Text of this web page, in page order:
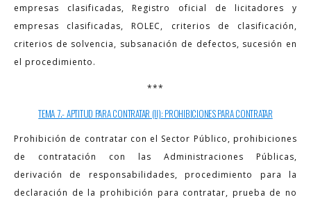
empresas clasificadas, Registro oficial de licitadores y
empresas clasificadas, ROLEC, criterios de clasificación,
criterios de solvencia, subsanación de defectos, sucesión en
el procedimiento.
***
TEMA 7.- APTITUD PARA CONTRATAR (II): PROHIBICIONES PARA CONTRATAR
Prohibición de contratar con el Sector Público, prohibiciones
de contratación con las Administraciones Públicas,
derivación de responsabilidades, procedimiento para la
declaración de la prohibición para contratar, prueba de no